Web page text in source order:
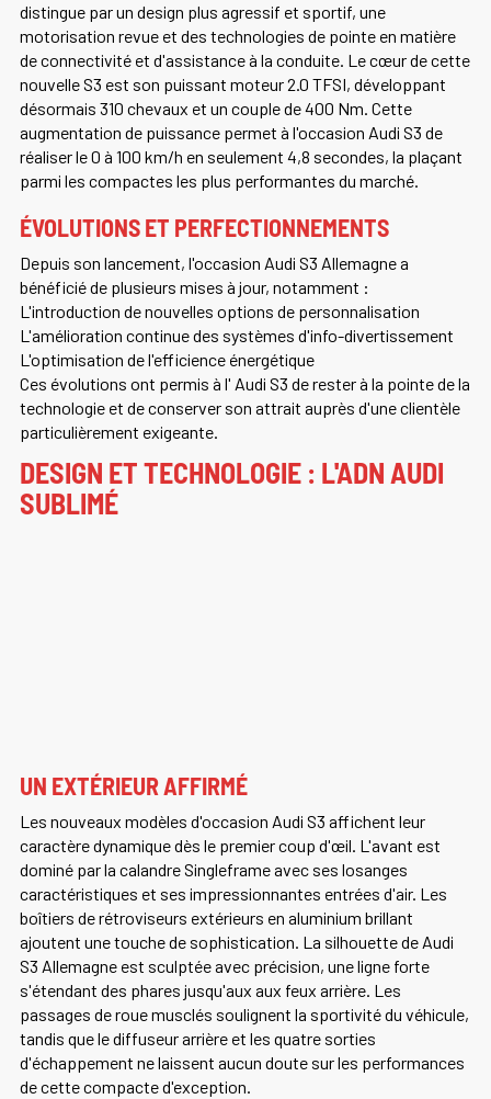
distingue par un design plus agressif et sportif, une
motorisation revue et des technologies de pointe en matière
de connectivité et d'assistance à la conduite. Le cœur de cette
nouvelle S3 est son puissant moteur 2.0 TFSI, développant
désormais 310 chevaux et un couple de 400 Nm. Cette
augmentation de puissance permet à l'occasion Audi S3 de
réaliser le 0 à 100 km/h en seulement 4,8 secondes, la plaçant
parmi les compactes les plus performantes du marché.
ÉVOLUTIONS ET PERFECTIONNEMENTS
Depuis son lancement, l'occasion Audi S3 Allemagne a
bénéficié de plusieurs mises à jour, notamment :
L'introduction de nouvelles options de personnalisation
L'amélioration continue des systèmes d'info-divertissement
L'optimisation de l'efficience énergétique
Ces évolutions ont permis à l' Audi S3 de rester à la pointe de la
technologie et de conserver son attrait auprès d'une clientèle
particulièrement exigeante.
DESIGN ET TECHNOLOGIE : L'ADN AUDI
SUBLIMÉ
UN EXTÉRIEUR AFFIRMÉ
Les nouveaux modèles d'occasion Audi S3 affichent leur
caractère dynamique dès le premier coup d'œil. L'avant est
dominé par la calandre Singleframe avec ses losanges
caractéristiques et ses impressionnantes entrées d'air. Les
boîtiers de rétroviseurs extérieurs en aluminium brillant
ajoutent une touche de sophistication. La silhouette de Audi
S3 Allemagne est sculptée avec précision, une ligne forte
s'étendant des phares jusqu'aux aux feux arrière. Les
passages de roue musclés soulignent la sportivité du véhicule,
tandis que le diffuseur arrière et les quatre sorties
d'échappement ne laissent aucun doute sur les performances
de cette compacte d'exception.